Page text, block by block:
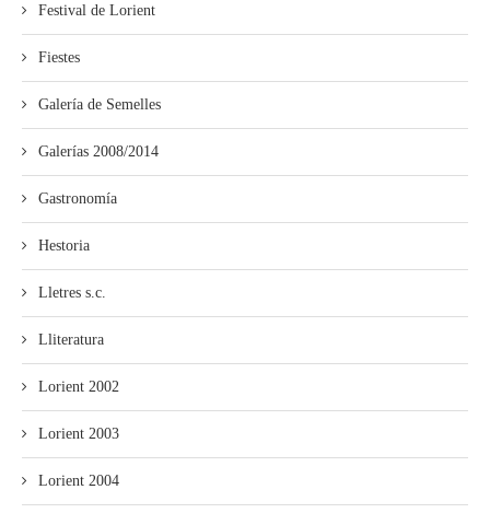
Festival de Lorient
Fiestes
Galería de Semelles
Galerías 2008/2014
Gastronomía
Hestoria
Lletres s.c.
Lliteratura
Lorient 2002
Lorient 2003
Lorient 2004